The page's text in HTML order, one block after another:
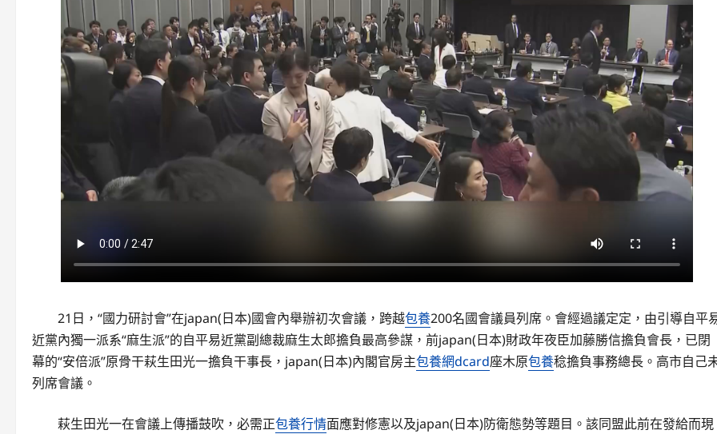
21日，“國力研討會”在japan(日本)國會內舉辦初次會議，跨越包養200名國會議員列席。會經過議定定，由引導自平
近黨內獨一派系“麻生派”的自平易近黨副總裁麻生太郎擔負最高參謀，前japan(日本)財政年夜臣加藤勝信擔負會長，已閉
幕的“安倍派”原骨干萩生田光一擔負干事長，japan(日本)內閣官房主包養網dcard座木原包養稔擔負事務總長。高市自己
列席會議。
萩生田光一在會議上傳播鼓吹，必需正包養行情面應對修憲以及japan(日本)防衛態勢等題目。該同盟此前在發給而現